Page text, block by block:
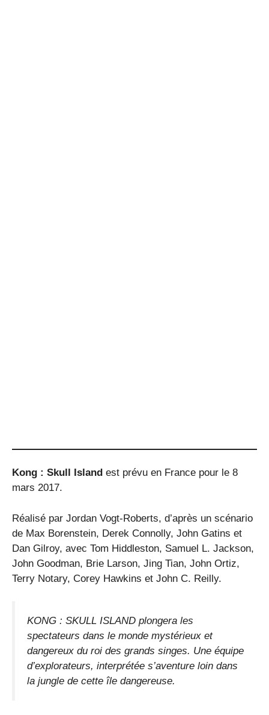
Kong : Skull Island est prévu en France pour le 8
mars 2017.
Réalisé par Jordan Vogt-Roberts, d’après un scénario
de Max Borenstein, Derek Connolly, John Gatins et
Dan Gilroy, avec Tom Hiddleston, Samuel L. Jackson,
John Goodman, Brie Larson, Jing Tian, John Ortiz,
Terry Notary, Corey Hawkins et John C. Reilly.
KONG : SKULL ISLAND plongera les
spectateurs dans le monde mystérieux et
dangereux du roi des grands singes. Une équipe
d’explorateurs, interprétée s’aventure loin dans
la jungle de cette île dangereuse.